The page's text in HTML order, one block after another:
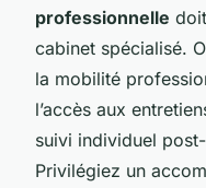
professionnelle
cabinet spécialisé.
la mobilité
l’accès aux
suivi individuel
Privilégiez un